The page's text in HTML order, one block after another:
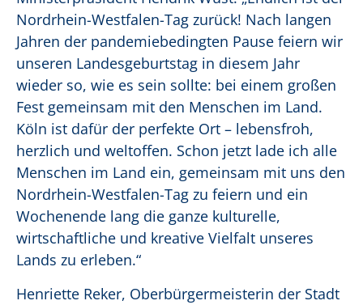
Nordrhein-Westfalen-Tag zurück! Nach langen
Jahren der pandemiebedingten Pause feiern wir
unseren Landesgeburtstag in diesem Jahr
wieder so, wie es sein sollte: bei einem großen
Fest gemeinsam mit den Menschen im Land.
Köln ist dafür der perfekte Ort – lebensfroh,
herzlich und weltoffen. Schon jetzt lade ich alle
Menschen im Land ein, gemeinsam mit uns den
Nordrhein-Westfalen-Tag zu feiern und ein
Wochenende lang die ganze kulturelle,
wirtschaftliche und kreative Vielfalt unseres
Lands zu erleben.“
Henriette Reker, Oberbürgermeisterin der Stadt